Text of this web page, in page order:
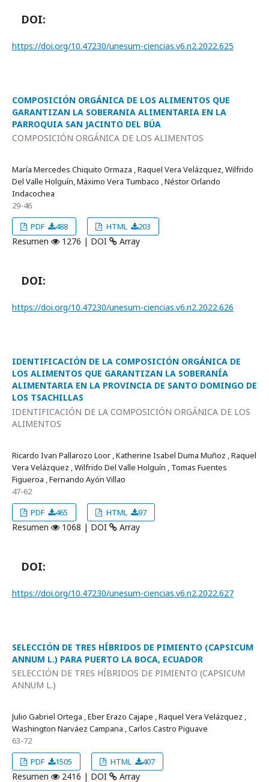
DOI:
https://doi.org/10.47230/unesum-ciencias.v6.n2.2022.625
COMPOSICIÓN ORGÁNICA DE LOS ALIMENTOS QUE
GARANTIZAN LA SOBERANIA ALIMENTARIA EN LA
PARROQUIA SAN JACINTO DEL BÚA
COMPOSICIÓN ORGÁNICA DE LOS ALIMENTOS
María Mercedes Chiquito Ormaza , Raquel Vera Velázquez, Wilfrido
Del Valle Holguín, Máximo Vera Tumbaco , Néstor Orlando
Indacochea
29-46
PDF
488 HTML 203
Resumen 1276 | DOI Array
DOI:
https://doi.org/10.47230/unesum-ciencias.v6.n2.2022.626
IDENTIFICACIÓN DE LA COMPOSICIÓN ORGÁNICA DE
LOS ALIMENTOS QUE GARANTIZAN LA SOBERANÍA
ALIMENTARIA EN LA PROVINCIA DE SANTO DOMINGO DE
LOS TSACHILLAS
IDENTIFICACIÓN DE LA COMPOSICIÓN ORGÁNICA DE LOS
ALIMENTOS
Ricardo Ivan Pallarozo Loor , Katherine Isabel Duma Muñoz , Raquel
Vera Velázquez , Wilfrido Del Valle Holguí­n , Tomas Fuentes
Figueroa , Fernando Ayón Villao
47-62
PDF
465 HTML 97
Resumen 1068 | DOI Array
DOI:
https://doi.org/10.47230/unesum-ciencias.v6.n2.2022.627
SELECCIÓN DE TRES HÍBRIDOS DE PIMIENTO (CAPSICUM
ANNUM L.) PARA PUERTO LA BOCA, ECUADOR
SELECCIÓN DE TRES HÍBRIDOS DE PIMIENTO (CAPSICUM
ANNUM L.)
Julio Gabriel Ortega , Eber Erazo Cajape , Raquel Vera Velázquez ,
Washington Narváez Campana , Carlos Castro Piguave
63-72
PDF
1505 HTML 407
Resumen 2416 | DOI Array